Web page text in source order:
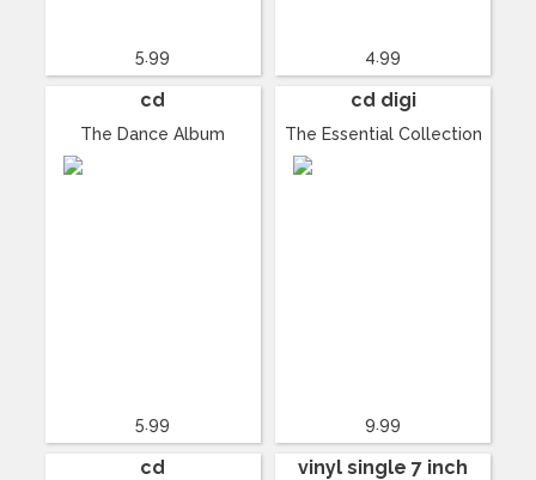
5.99 4.99
cd
The Dance Album
5.99
cd digi
The Essential Collection
9.99
cd vinyl single 7 inch